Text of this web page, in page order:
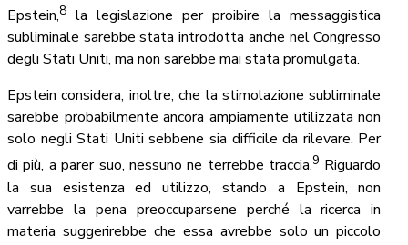
Epstein,8 la legislazione per proibire la messaggistica
subliminale sarebbe stata introdotta anche nel Congresso
degli Stati Uniti, ma non sarebbe mai stata promulgata.
Epstein considera, inoltre, che la stimolazione subliminale
sarebbe probabilmente ancora ampiamente utilizzata non
solo negli Stati Uniti sebbene sia difficile da rilevare. Per
di più, a parer suo, nessuno ne terrebbe traccia.9 Riguardo
la sua esistenza ed utilizzo, stando a Epstein, non
varrebbe la pena preoccuparsene perché la ricerca in
materia suggerirebbe che essa avrebbe solo un piccolo